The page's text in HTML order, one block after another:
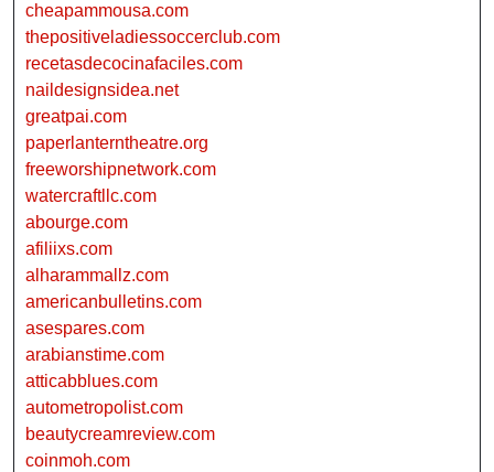
cheapammousa.com
thepositiveladiessoccerclub.com
recetasdecocinafaciles.com
naildesignsidea.net
greatpai.com
paperlanterntheatre.org
freeworshipnetwork.com
watercraftllc.com
abourge.com
afiliixs.com
alharammallz.com
americanbulletins.com
asespares.com
arabianstime.com
atticabblues.com
autometropolist.com
beautycreamreview.com
coinmoh.com